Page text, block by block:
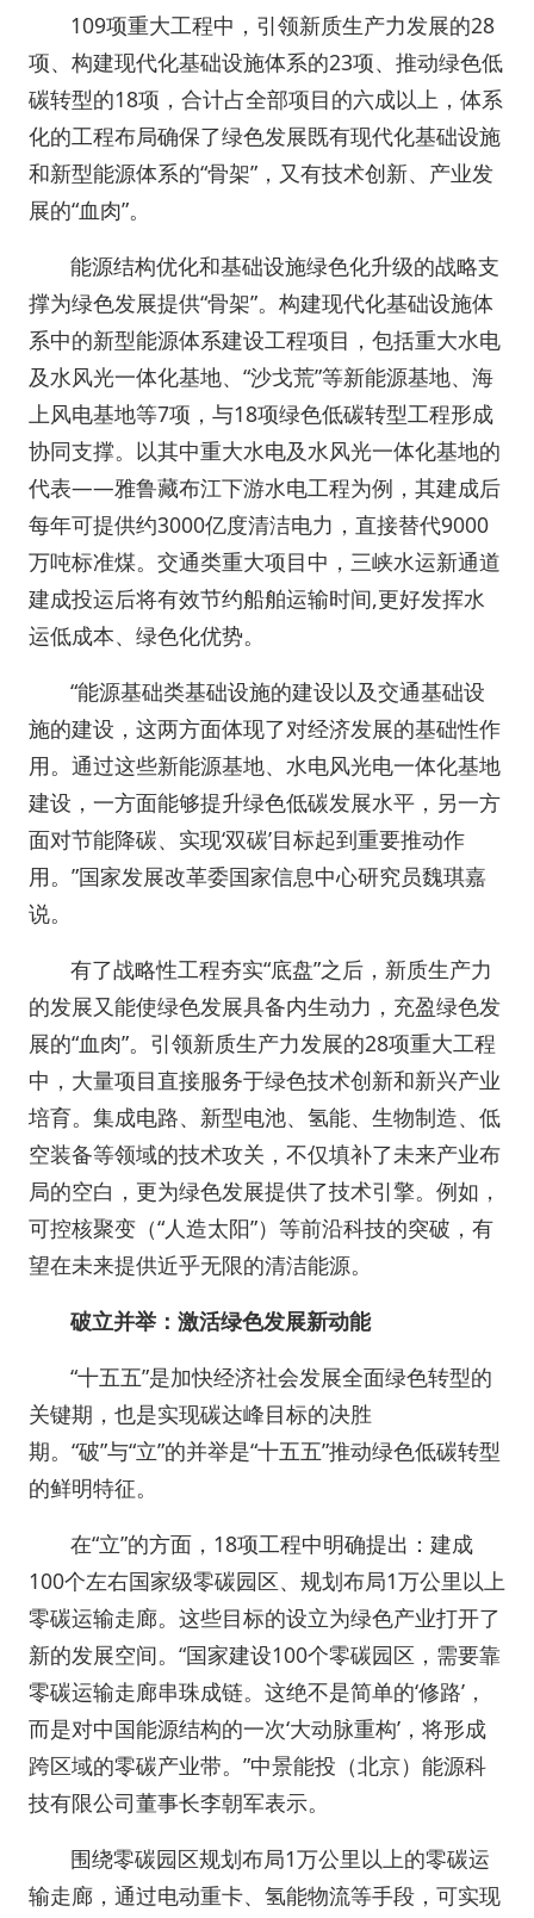
109项重大工程中，引领新质生产力发展的28
项、构建现代化基础设施体系的23项、推动绿色低
碳转型的18项，合计占全部项目的六成以上，体系
化的工程布局确保了绿色发展既有现代化基础设施
和新型能源体系的“骨架”，又有技术创新、产业发
展的“血肉”。
能源结构优化和基础设施绿色化升级的战略支
撑为绿色发展提供“骨架”。构建现代化基础设施体
系中的新型能源体系建设工程项目，包括重大水电
及水风光一体化基地、“沙戈荒”等新能源基地、海
上风电基地等7项，与18项绿色低碳转型工程形成
协同支撑。以其中重大水电及水风光一体化基地的
代表——雅鲁藏布江下游水电工程为例，其建成后
每年可提供约3000亿度清洁电力，直接替代9000
万吨标准煤。交通类重大项目中，三峡水运新通道
建成投运后将有效节约船舶运输时间,更好发挥水
运低成本、绿色化优势。
“能源基础类基础设施的建设以及交通基础设
施的建设，这两方面体现了对经济发展的基础性作
用。通过这些新能源基地、水电风光电一体化基地
建设，一方面能够提升绿色低碳发展水平，另一方
面对节能降碳、实现‘双碳’目标起到重要推动作
用。”国家发展改革委国家信息中心研究员魏琪嘉
说。
有了战略性工程夯实“底盘”之后，新质生产力
的发展又能使绿色发展具备内生动力，充盈绿色发
展的“血肉”。引领新质生产力发展的28项重大工程
中，大量项目直接服务于绿色技术创新和新兴产业
培育。集成电路、新型电池、氢能、生物制造、低
空装备等领域的技术攻关，不仅填补了未来产业布
局的空白，更为绿色发展提供了技术引擎。例如，
可控核聚变（“人造太阳”）等前沿科技的突破，有
望在未来提供近乎无限的清洁能源。
破立并举：激活绿色发展新动能
“十五五”是加快经济社会发展全面绿色转型的
关键期，也是实现碳达峰目标的决胜
期。“破”与“立”的并举是“十五五”推动绿色低碳转型
的鲜明特征。
在“立”的方面，18项工程中明确提出：建成
100个左右国家级零碳园区、规划布局1万公里以上
零碳运输走廊。这些目标的设立为绿色产业打开了
新的发展空间。“国家建设100个零碳园区，需要靠
零碳运输走廊串珠成链。这绝不是简单的‘修路’，
而是对中国能源结构的一次‘大动脉重构’，将形成
跨区域的零碳产业带。”中景能投（北京）能源科
技有限公司董事长李朝军表示。
围绕零碳园区规划布局1万公里以上的零碳运
输走廊，通过电动重卡、氢能物流等手段，可实现